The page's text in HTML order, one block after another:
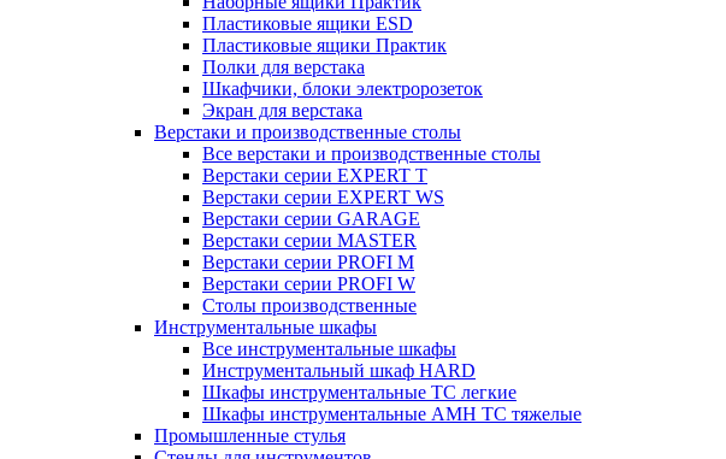
Пластиковые ящики ESD
Пластиковые ящики Практик
Полки для верстака
Шкафчики, блоки электророзеток
Экран для верстака
Верстаки и производственные столы
Все верстаки и производственные столы
Верстаки серии EXPERT T
Верстаки серии EXPERT WS
Верстаки серии GARAGE
Верстаки серии MASTER
Верстаки серии PROFI M
Верстаки серии PROFI W
Столы производственные
Инструментальные шкафы
Все инструментальные шкафы
Инструментальный шкаф HARD
Шкафы инструментальные ТС легкие
Шкафы инструментальные AMH TC тяжелые
Промышленные стулья